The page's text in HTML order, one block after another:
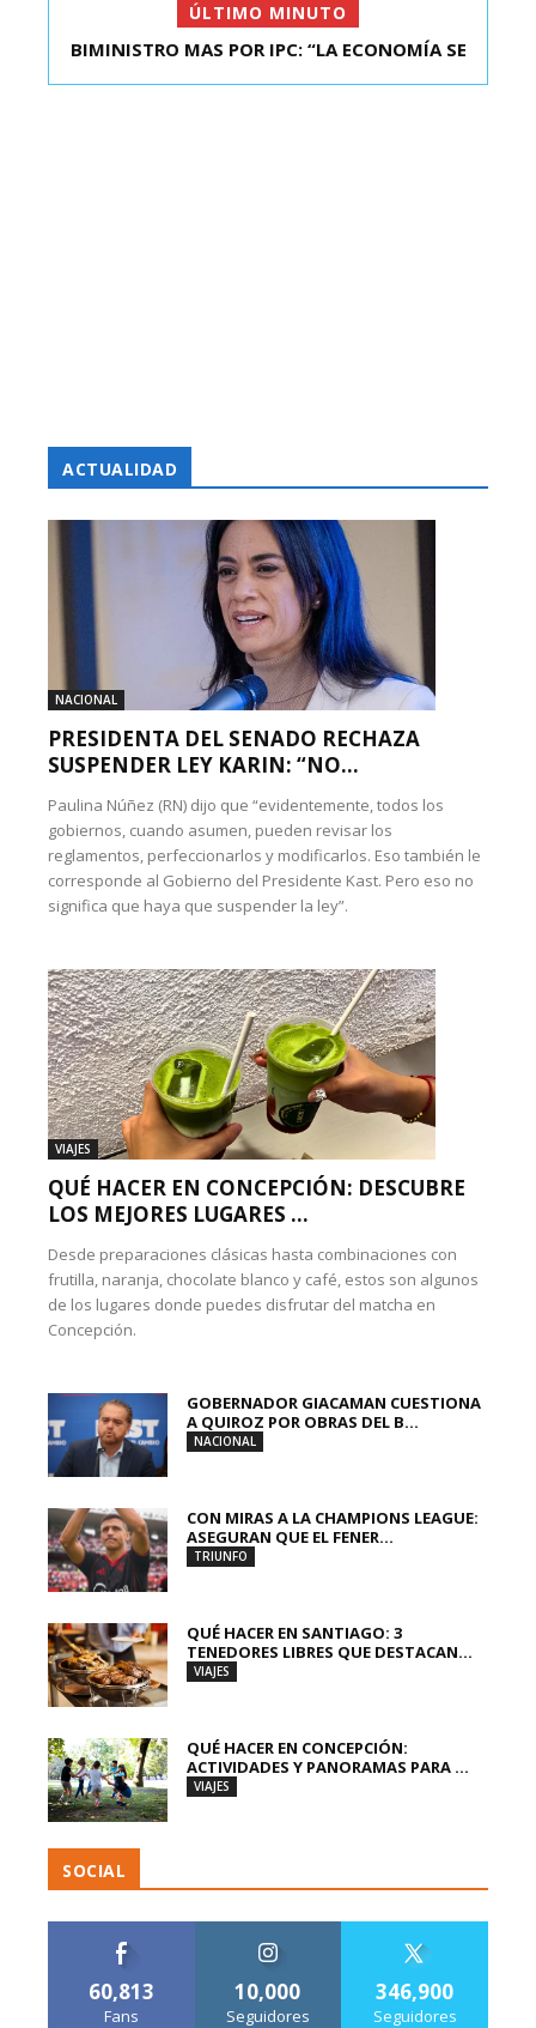
ÚLTIMO MINUTO
KAST SE REUNIÓ CON EL PRESIDENTE ELECTO DE
BIMINISTRO MAS POR IPC: “LA ECONOMÍA SE
ACTUALIDAD
NACIONAL
PRESIDENTA DEL SENADO RECHAZA
SUSPENDER LEY KARIN: “NO...
Paulina Núñez (RN) dijo que “evidentemente, todos los
gobiernos, cuando asumen, pueden revisar los
reglamentos, perfeccionarlos y modificarlos. Eso también le
corresponde al Gobierno del Presidente Kast. Pero eso no
significa que haya que suspender la ley”.
VIAJES
QUÉ HACER EN CONCEPCIÓN: DESCUBRE
LOS MEJORES LUGARES ...
Desde preparaciones clásicas hasta combinaciones con
frutilla, naranja, chocolate blanco y café, estos son algunos
de los lugares donde puedes disfrutar del matcha en
Concepción.
GOBERNADOR GIACAMAN CUESTIONA
A QUIROZ POR OBRAS DEL B...
NACIONAL
CON MIRAS A LA CHAMPIONS LEAGUE:
ASEGURAN QUE EL FENER...
TRIUNFO
QUÉ HACER EN SANTIAGO: 3
TENEDORES LIBRES QUE DESTACAN...
VIAJES
QUÉ HACER EN CONCEPCIÓN:
ACTIVIDADES Y PANORAMAS PARA ...
VIAJES
SOCIAL
60,813
Fans
10,000
Seguidores
346,900
Seguidores